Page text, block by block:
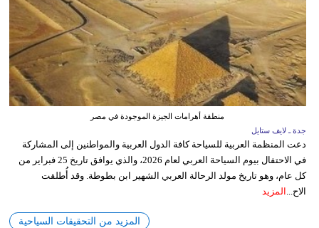
منطقة أهرامات الجيزة الموجودة في مصر
جدة ـ لايف ستايل
دعت المنظمة العربية للسياحة كافة الدول العربية والمواطنين إلى المشاركة
في الاحتفال بيوم السياحة العربي لعام 2026، والذي يوافق تاريخ 25 فبراير من
كل عام، وهو تاريخ مولد الرحالة العربي الشهير ابن بطوطة. وقد أُطلقت
الاح... المزيد
المزيد من التحقيقات السياحية